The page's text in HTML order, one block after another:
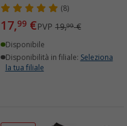
(8)
17,99 €PVP 19,99€
Disponibile
Disponibilità in filiale: Seleziona
la tua filiale